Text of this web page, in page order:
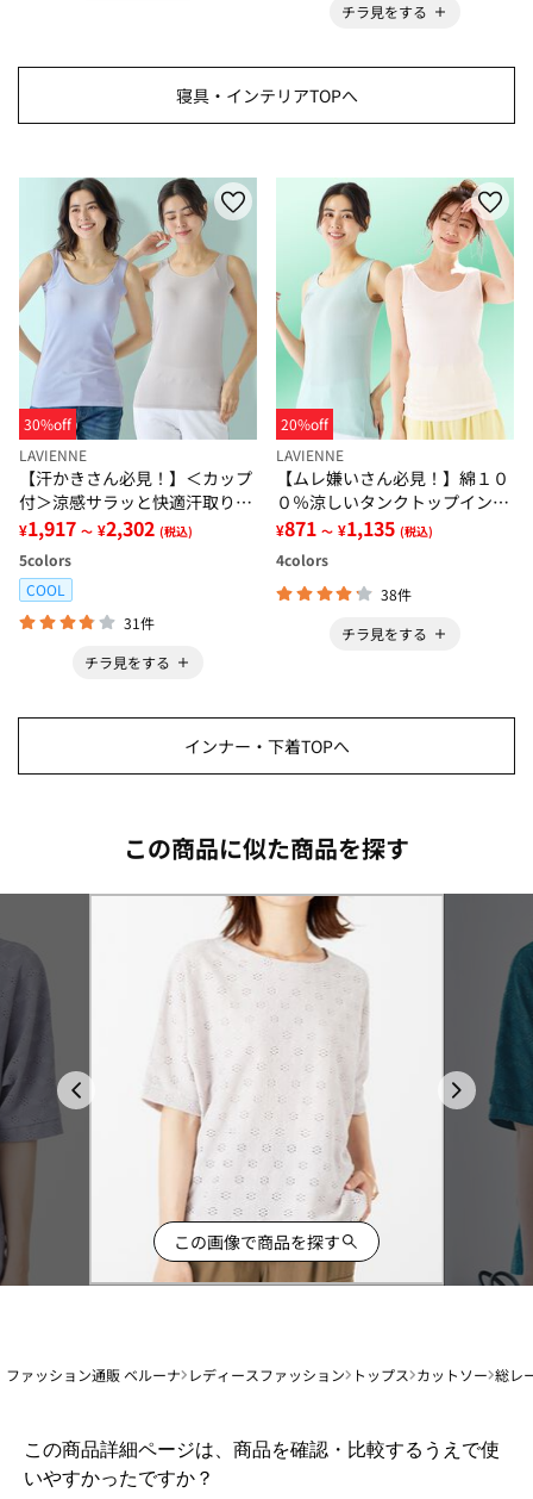
チラ見をする
寝具・インテリアTOPへ
30%off
LAVIENNE
【汗かきさん必見！】＜カップ
付＞涼感サラッと快適汗取りタ
ンクトップインナー＜さらりラ
ボ＞
¥1,917 ～ ¥2,302 (税込)
5colors
COOL
31件
チラ見をする
20%off
LAVIENNE
【ムレ嫌いさん必見！】綿１０
０％涼しいタンクトップインナ
ー＜さらりラボ＞
¥871 ～ ¥1,135 (税込)
4colors
38件
チラ見をする
インナー・下着TOPへ
この商品に似た商品を探す
この画像で商品を探す
ファッション通販 ベルーナ レディースファッション トップス カットソー 総レ
この商品詳細ページは、商品を確認・比較するうえで使
いやすかったですか？
1
か